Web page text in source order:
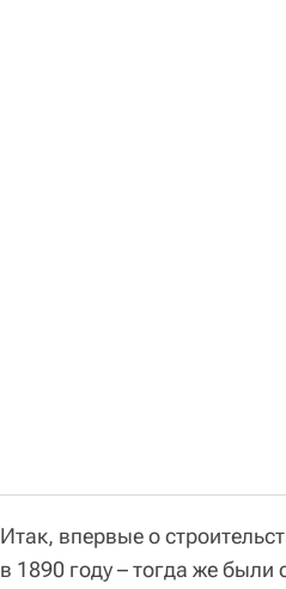
Итак, впервые о
в 1890 году – тогда же